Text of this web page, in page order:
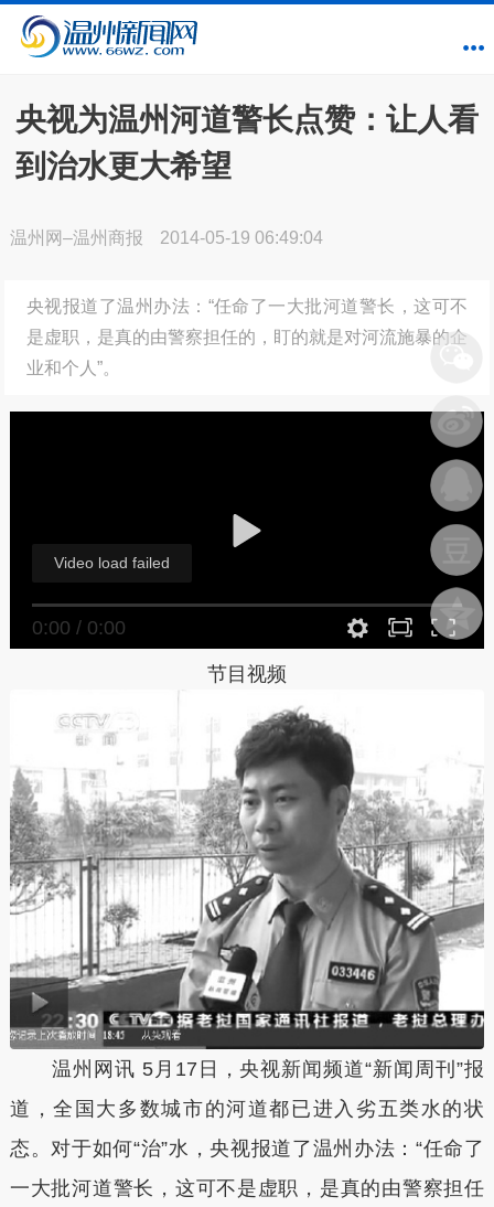
央视为温州河道警长点赞：让人看
到治水更大希望
温州网–温州商报 2014-05-19 06:49:04
央视报道了温州办法：“任命了一大批河道警长，这可不
是虚职，是真的由警察担任的，盯的就是对河流施暴的企
业和个人”。
0:00 / 0:00
Video load failed
节目视频
温州网讯 5月17日，央视新闻频道“新闻周刊”报
道，全国大多数城市的河道都已进入劣五类水的状
态。对于如何“治”水，央视报道了温州办法：“任命了
一大批河道警长，这可不是虚职，是真的由警察担任